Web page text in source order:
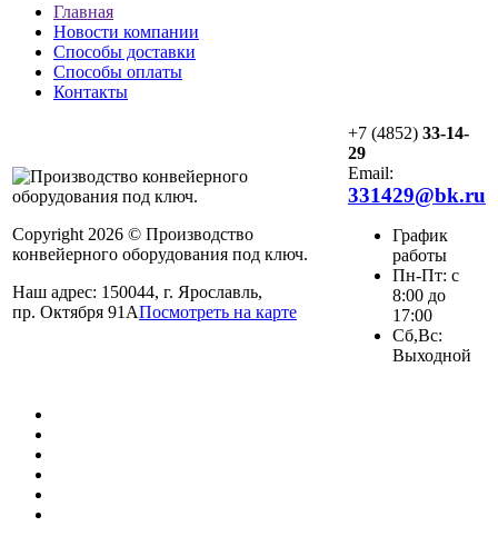
Главная
Новости компании
Способы доставки
Способы оплаты
Контакты
Copyright 2026 © Производство
конвейерного оборудования под ключ.
Наш адрес: 150044, г. Ярославль,
пр. Октября 91АПосмотреть на карте
+7 (4852) 33-14-
29
Email:
331429@bk.ru
График
работы
Пн-Пт: с
8:00 до
17:00
Сб,Вс:
Выходной